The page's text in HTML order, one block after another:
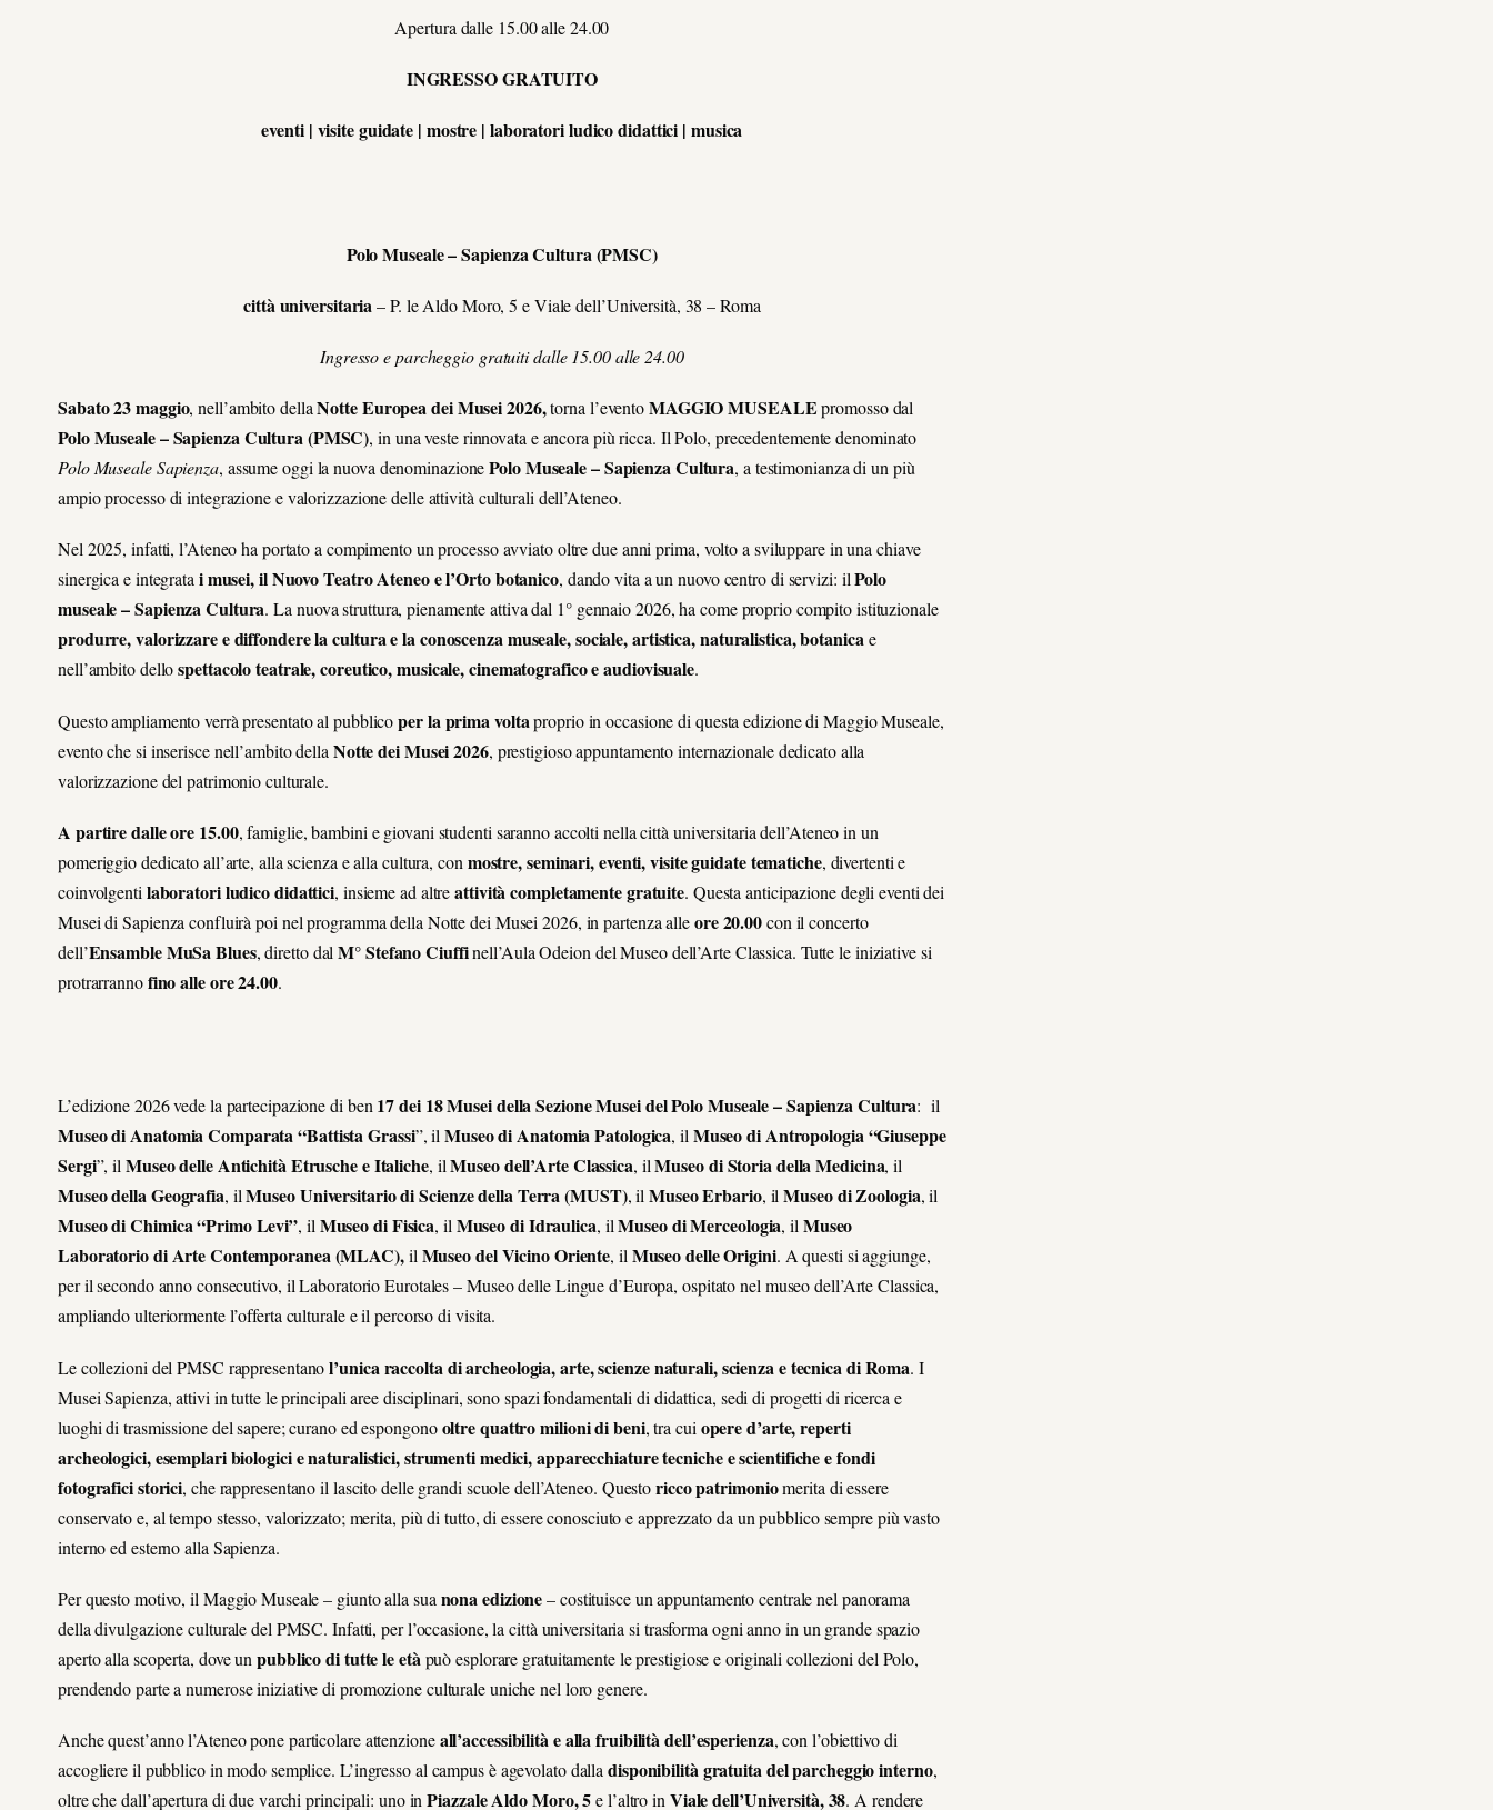
Apertura dalle 15.00 alle 24.00
INGRESSO GRATUITO
eventi | visite guidate | mostre | laboratori ludico didattici | musica
Polo Museale – Sapienza Cultura (PMSC)
città universitaria–P. le Aldo Moro, 5 eViale dell’Università, 38– Roma
Ingresso e parcheggio gratuiti dalle 15.00 alle 24.00
Sabato 23 maggio, nell’ambito dellaNotte Europea dei Musei 2026,torna l’eventoMAGGIO MUSEALEpromosso dal
Polo Museale – SapienzaCultura(PMSC), in una veste rinnovata e ancora più ricca. Il Polo, precedentemente denominato
Polo Museale Sapienza, assume oggi la nuova denominazionePolo Museale – Sapienza Cultura, a testimonianza di un più
ampio processo di integrazione e valorizzazione delle attività culturali dell’Ateneo.
Nel 2025, infatti, l’Ateneo ha portato a compimento un processo avviato oltre due anni prima, volto a sviluppare in una chiave
sinergica e integratai musei, il Nuovo Teatro Ateneo e l’Orto botanico, dando vita a un nuovo centro di servizi: ilPolo
museale – Sapienza Cultura. La nuova struttura, pienamente attiva dal 1° gennaio 2026, ha come proprio compito istituzionale
produrre, valorizzare e diffondere la cultura e la conoscenza museale, sociale, artistica, naturalistica, botanicae
nell’ambito dellospettacolo teatrale, coreutico, musicale, cinematografico e audiovisuale.
Questo ampliamento verrà presentato al pubblicoper la prima voltaproprio in occasione di questa edizione di Maggio Museale,
evento che si inserisce nell’ambito della Notte dei Musei 2026, prestigioso appuntamento internazionale dedicato alla
valorizzazione del patrimonio culturale.
A partire dalle ore 15.00,famiglie, bambini egiovani studenti saranno accolti nella città universitaria dell’Ateneo in un
pomeriggio dedicato all’arte, alla scienza e alla cultura,con mostre, seminari, eventi, visite guidate tematiche, divertenti e
coinvolgentilaboratori ludico didattici, insiemead altreattività completamente gratuite. Questa anticipazione degli eventi dei
Musei di Sapienza confluirà poi nel programma della Notte dei Musei 2026, in partenza alleore 20.00con il concerto
dell’Ensamble MuSa Blues, diretto dalM° Stefano Ciuffinell’Aula Odeion del Museo dell’Arte Classica. Tutte le iniziative si
protrarrannofino alle ore 24.00.
L’edizione 2026 vede la partecipazione di ben17 dei 18 Musei della Sezione Musei del Polo Museale – Sapienza Cultura: il
Museo di Anatomia Comparata “Battista Grassi”, ilMuseo di Anatomia Patologica, ilMuseo di Antropologia “Giuseppe
Sergi”, ilMuseo delle Antichità Etrusche e Italiche, ilMuseo dell’Arte Classica, ilMuseo di Storia della Medicina, il
Museo della Geografia, ilMuseo Universitario di Scienze della Terra (MUST), ilMuseo Erbario, ilMuseo di Zoologia, il
Museo di Chimica “Primo Levi”, ilMuseo di Fisica, ilMuseo di Idraulica, ilMuseo di Merceologia, ilMuseo
Laboratorio di Arte Contemporanea (MLAC),ilMuseo del Vicino Oriente, ilMuseo delle Origini. A questi si aggiunge,
per il secondo anno consecutivo, il Laboratorio Eurotales –Museo delle Lingue d’Europa, ospitato nel museo dell’Arte Classica,
ampliando ulteriormente l’offerta culturale e il percorso di visita.
Le collezioni del PMSC rappresentanol’unica raccolta di archeologia, arte, scienze naturali, scienza e tecnica di Roma. I
Musei Sapienza, attivi in tutte le principali aree disciplinari, sono spazi fondamentali di didattica, sedi di progetti di ricerca e
luoghi di trasmissione del sapere; curano ed espongonooltre quattro milioni di beni, tra cui opere d’arte, reperti
archeologici, esemplari biologici e naturalistici, strumenti medici, apparecchiature tecniche e scientifiche e fondi
fotografici storici, che rappresentano il lascito delle grandi scuole dell’Ateneo. Questoricco patrimoniomerita di essere
conservato e, al tempo stesso, valorizzato; merita, più di tutto, di essere conosciuto e apprezzato da un pubblico sempre più vasto
interno ed esterno alla Sapienza.
Per questo motivo, il Maggio Museale – giunto alla sua nona edizione– costituisce un appuntamento centrale nel panorama
della divulgazione culturale del PMSC. Infatti, per l’occasione, la città universitaria si trasforma ogni anno in un grande spazio
aperto alla scoperta, dove un pubblico di tutte le età può esplorare gratuitamente le prestigiose e originali collezioni del Polo,
prendendoparte a numerose iniziative di promozione culturale uniche nel loro genere.
Anche quest’anno l’Ateneo pone particolare attenzioneall’accessibilità e alla fruibilità dell’esperienza, con l’obiettivo di
accogliere il pubblico in modo semplice. L’ingresso al campus è agevolato dalladisponibilità gratuita del parcheggio interno,
oltre che dall’apertura di due varchi principali: uno inPiazzale Aldo Moro, 5e l’altro in Viale dell’Università, 38. A rendere